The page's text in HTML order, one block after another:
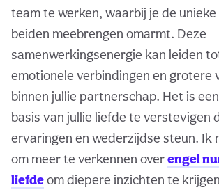
team te werken, waarbij je de unieke
beiden meebrengen omarmt. Deze
samenwerkingsenergie kan leiden
emotionele verbindingen en grotere
binnen jullie partnerschap. Het is
basis van jullie liefde te verstevigen
ervaringen en wederzijdse steun. Ik
om meer te verkennen overengel
liefdeom diepere inzichten te